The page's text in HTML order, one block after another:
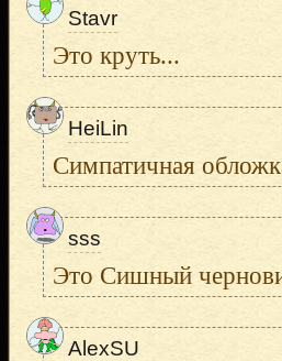
Stavr
Это круть...
HeiLin
Симпатичная
sss
Это Сишный
AlexSU